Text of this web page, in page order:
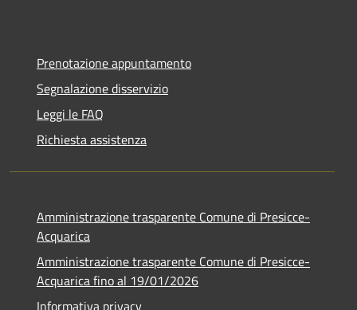
Prenotazione appuntamento
Segnalazione disservizio
Leggi le FAQ
Richiesta assistenza
Amministrazione trasparente Comune di Presicce-
Acquarica
Amministrazione trasparente Comune di Presicce-
Acquarica fino al 19/01/2026
Informativa privacy